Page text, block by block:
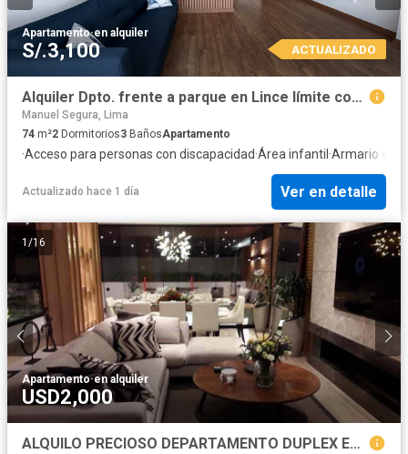
Apartamento·en alquiler
S/.3,100 ACTUALIZADO
Alquiler Dpto. frente a parque en Lince límite con San Isidro!!
Manuel Segura, Lima
74 m²2 Dormitorios3 BañosApartamento
·Acceso para personas con discapacidad·Área infantil ·Armario
Actualizado hace 1 día Ver en detalle
1 /16
Apartamento·en alquiler
USD2,000
ALQUILO PRECIOSO DEPARTAMENTO DUPLEX EN MONTERRICO CHICO, SURCO